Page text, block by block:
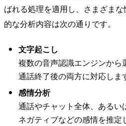
ばれる処理を適用し、さまざま
的な分析内容は次の通りです。
文字起こし
複数の音声認識エンジンから
通話終了後の両方に対応しま
感情分析
通話やチャット全体、あるい
ネガティブなどの感情を推定